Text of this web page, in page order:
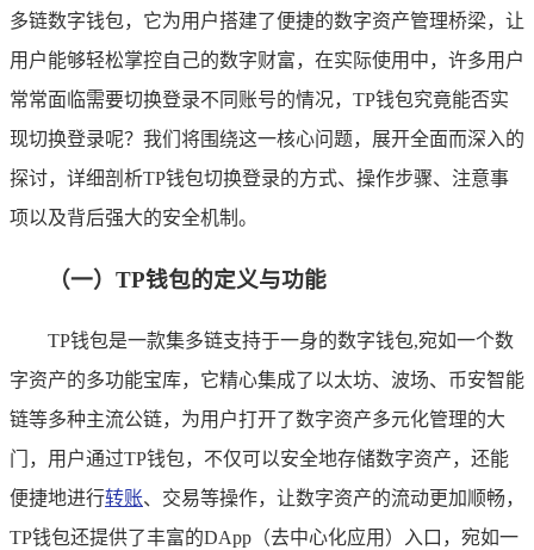
多链数字钱包，它为用户搭建了便捷的数字资产管理桥梁，让
用户能够轻松掌控自己的数字财富，在实际使用中，许多用户
常常面临需要切换登录不同账号的情况，TP钱包究竟能否实
现切换登录呢？我们将围绕这一核心问题，展开全面而深入的
探讨，详细剖析TP钱包切换登录的方式、操作步骤、注意事
项以及背后强大的安全机制。
（一）TP钱包的定义与功能
TP钱包是一款集多链支持于一身的数字钱包,宛如一个数
字资产的多功能宝库，它精心集成了以太坊、波场、币安智能
链等多种主流公链，为用户打开了数字资产多元化管理的大
门，用户通过TP钱包，不仅可以安全地存储数字资产，还能
便捷地进行转账、交易等操作，让数字资产的流动更加顺畅，
TP钱包还提供了丰富的DApp（去中心化应用）入口，宛如一